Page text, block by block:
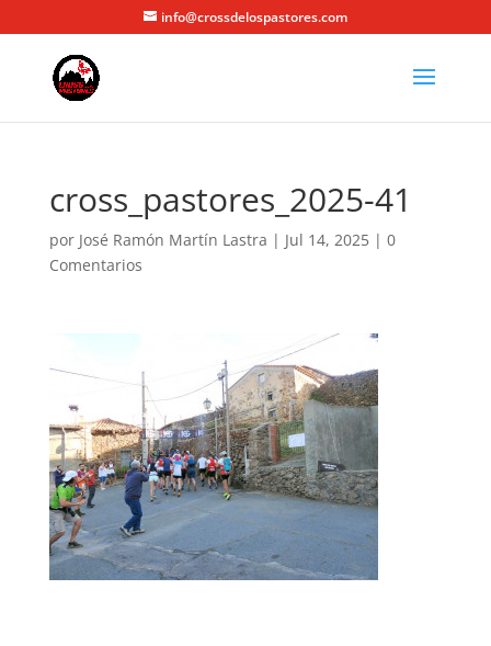
info@crossdelospastores.com
cross_pastores_2025-41
por José Ramón Martín Lastra | Jul 14, 2025| 0
Comentarios